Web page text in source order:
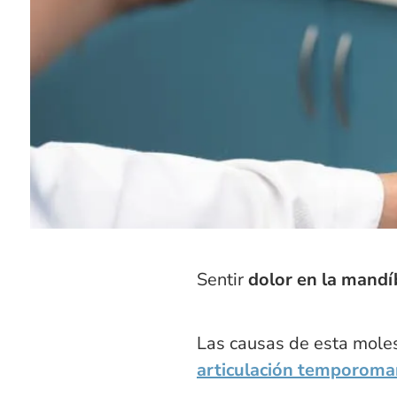
Sentirdolor en la
Las causas de esta
articulación